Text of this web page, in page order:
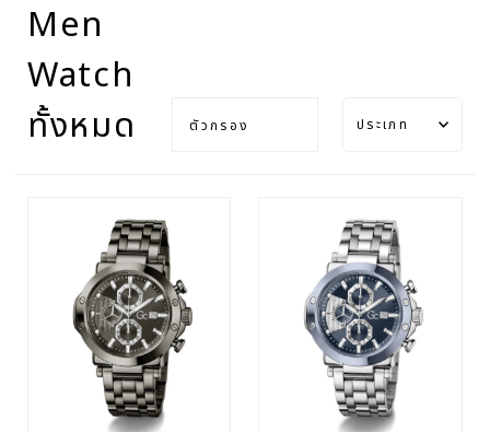
Men
Watch
ทั้งหมด
ตัวกรอง
มากที่สุด
ขายดี
เรียงตาม
ตัวอักษร
A-Z
เรียงตาม
ตัวอักษร
Z-A